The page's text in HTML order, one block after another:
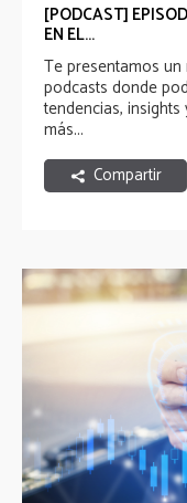
[PODCAST]
EN EL...
Te presentamos un
podcasts donde
tendencias,
más...
Compartir